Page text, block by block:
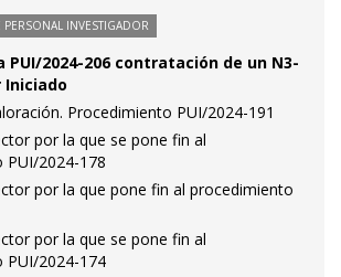
INVESTIGADOR
PUI/2024-206 contratación de un N3-
Procedimiento PUI/2024-191
por la que se pone fin al
2024-178
por la que pone fin al procedimiento
por la que se pone fin al
PUI/2024-174